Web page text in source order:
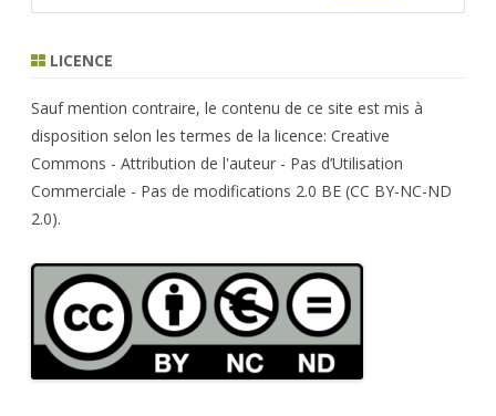
r
h
LICENCE
Sauf mention contraire, le contenu de ce site est mis à
disposition selon les termes de la licence: Creative
Commons - Attribution de l'auteur - Pas d’Utilisation
Commerciale - Pas de modifications 2.0 BE (CC BY-NC-ND
2.0).